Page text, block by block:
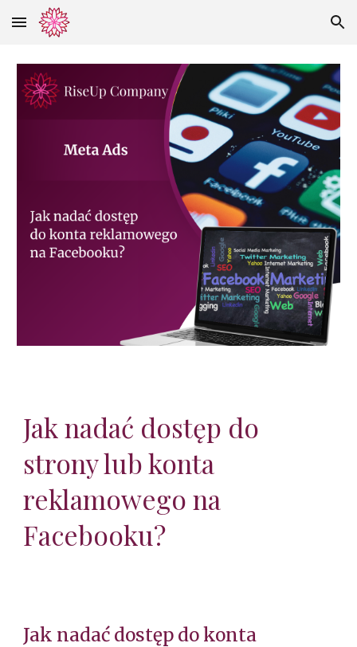
Skip to main content Skip to navigation
Jak nadać dostęp do
strony lub konta
reklamowego na
Facebooku?
Jak nadać dostęp do konta